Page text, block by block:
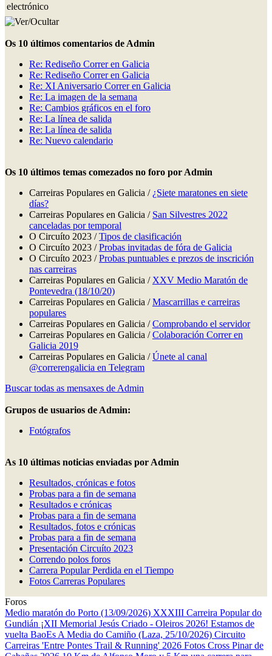
electrónico
Os 10 últimos comentarios de Admin
Re: Rediseño Correr en Galicia
Re: Rediseño Correr en Galicia
Re: XI Aniversario Correr en Galicia
Re: La imagen de la semana
Re: Cambios gráficos en el foro
Re: La línea de salida
Re: La línea de salida
Re: Nuevo calendario
Os 10 últimos temas comezados no foro por Admin
Carreiras Populares en Galicia / ¿Siete maratones en siete
días?
Carreiras Populares en Galicia / San Silvestres 2022
canceladas por temporal
O Circuíto 2023 /Tipos de clasificación
O Circuíto 2023 /Probas invitadas de fóra de Galicia
O Circuíto 2023 /Probas puntuables e prezos de inscrición
nas carreiras
Carreiras Populares en Galicia / XXV Medio Maratón de
Pontevedra (18/10/20)
Carreiras Populares en Galicia /Mascarrillas e carreiras
populares
Carreiras Populares en Galicia /Comprobando el servidor
Carreiras Populares en Galicia /Colaboración Correr en
Galicia 2019
Carreiras Populares en Galicia /Únete al canal
@correrengalicia en Telegram
Buscar todas as mensaxes de Admin
Grupos de usuarios de Admin:
Fotógrafos
As 10 últimas noticias enviadas por Admin
Resultados, crónicas e fotos
Probas para a fin de semana
Resultados e crónicas
Probas para a fin de semana
Resultados, fotos e crónicas
Probas para a fin de semana
Presentación Circuíto 2023
Correndo polos foros
Carrera Popular Perdida en el Tiempo
Fotos Carreras Populares
Foros
Medio maratón do Porto (13/09/2026) XXXIII Carreira Popular do
Gundián ¡XII Memorial Jesús Criado - Oleiros 2026! Estamos de
vuelta BaoEs A Media do Camiño (Laza, 25/10/2026) Circuito
Carreiras 'Entre Pontes Trail & Running' 2026 Fotos Cross Pinar de